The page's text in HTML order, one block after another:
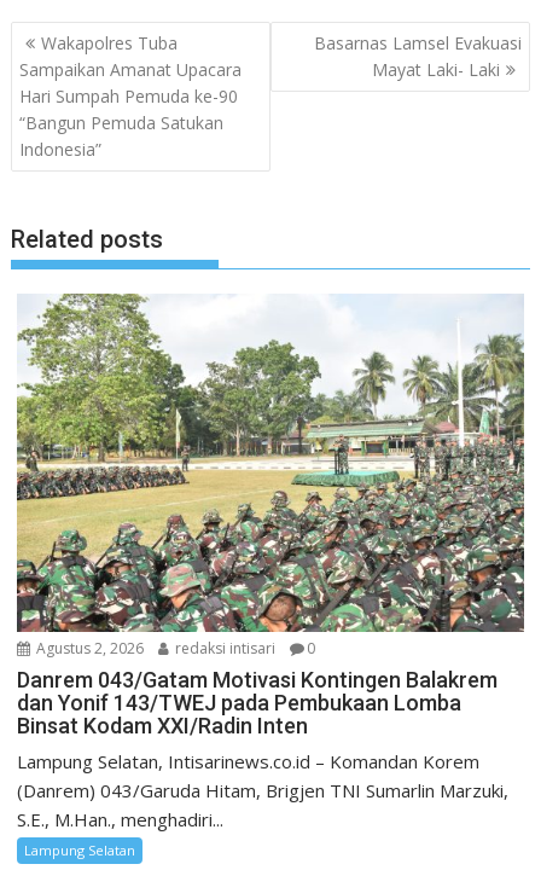
Navigasi
pos
Wakapolres Tuba
Sampaikan Amanat Upacara
Hari Sumpah Pemuda ke-90
“Bangun Pemuda Satukan
Indonesia”
Basarnas Lamsel Evakuasi
Mayat Laki- Laki
Related posts
Agustus 2, 2026 redaksi intisari 0
Danrem 043/Gatam Motivasi Kontingen Balakrem
dan Yonif 143/TWEJ pada Pembukaan Lomba
Binsat Kodam XXI/Radin Inten
Lampung Selatan, Intisarinews.co.id – Komandan Korem
(Danrem) 043/Garuda Hitam, Brigjen TNI Sumarlin Marzuki,
S.E., M.Han., menghadiri...
Lampung Selatan